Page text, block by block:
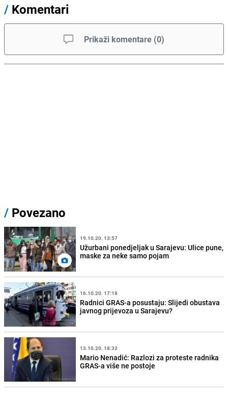
/ Komentari
Prikaži komentare (0)
/ Povezano
19.10.20. 13:57
Užurbani ponedjeljak u Sarajevu: Ulice pune,
maske za neke samo pojam
16.10.20. 17:18
Radnici GRAS-a posustaju: Slijedi obustava
javnog prijevoza u Sarajevu?
13.10.20. 18:32
Mario Nenadić: Razlozi za proteste radnika
GRAS-a više ne postoje